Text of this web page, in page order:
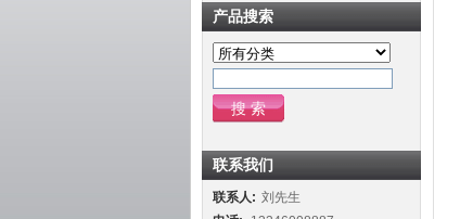
产品搜索
联系我们
联系人: 刘先生